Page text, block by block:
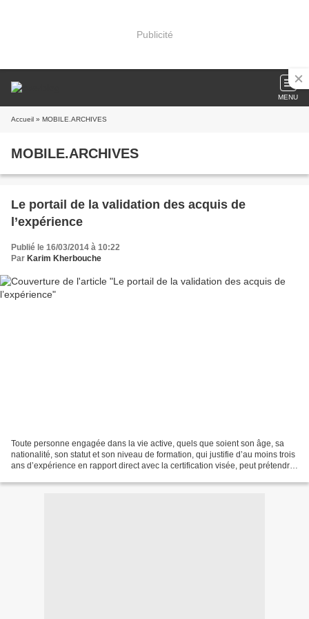
Publicité
MENU
Accueil » MOBILE.ARCHIVES
MOBILE.ARCHIVES
Le portail de la validation des acquis de
l’expérience
Publié le 16/03/2014 à 10:22
Par Karim Kherbouche
Toute personne engagée dans la vie active, quels que soient son âge, sa
nationalité, son statut et son niveau de formation, qui justifie d’au moins trois
ans d’expérience en rapport direct avec la certification visée, peut prétendre